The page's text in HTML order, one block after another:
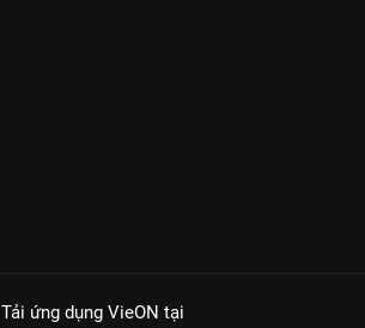
Tải ứng dụng VieON tại